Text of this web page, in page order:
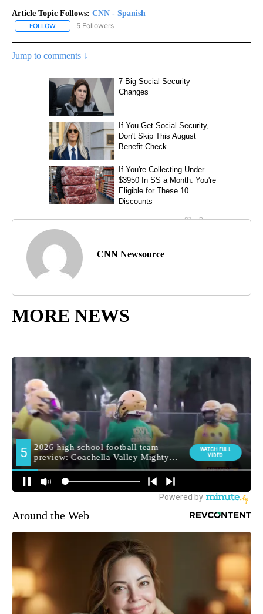
Article Topic Follows: CNN - Spanish
FOLLOW FOLLOW "CNN - SPANISH" TO RECEIVE NOTIFICATIONS ABOUT
5 Followers
Jump to comments ↓
CNN Newsource
MORE NEWS
Around the Web